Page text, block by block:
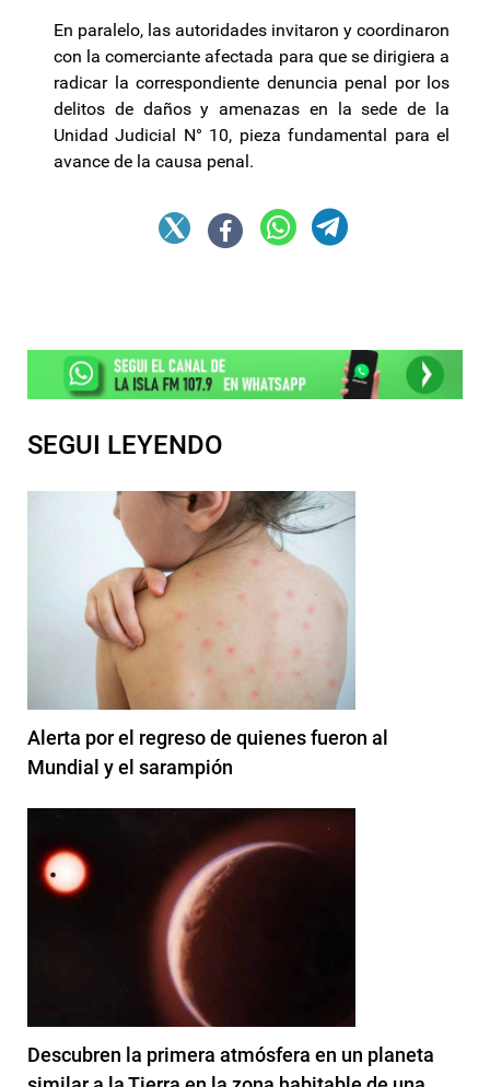
En paralelo, las autoridades invitaron y coordinaron
con la comerciante afectada para que se dirigiera a
radicar la correspondiente denuncia penal por los
delitos de daños y amenazas en la sede de la
Unidad Judicial N° 10, pieza fundamental para el
avance de la causa penal.
SEGUI LEYENDO
Alerta por el regreso de quienes fueron al
Mundial y el sarampión
Descubren la primera atmósfera en un planeta